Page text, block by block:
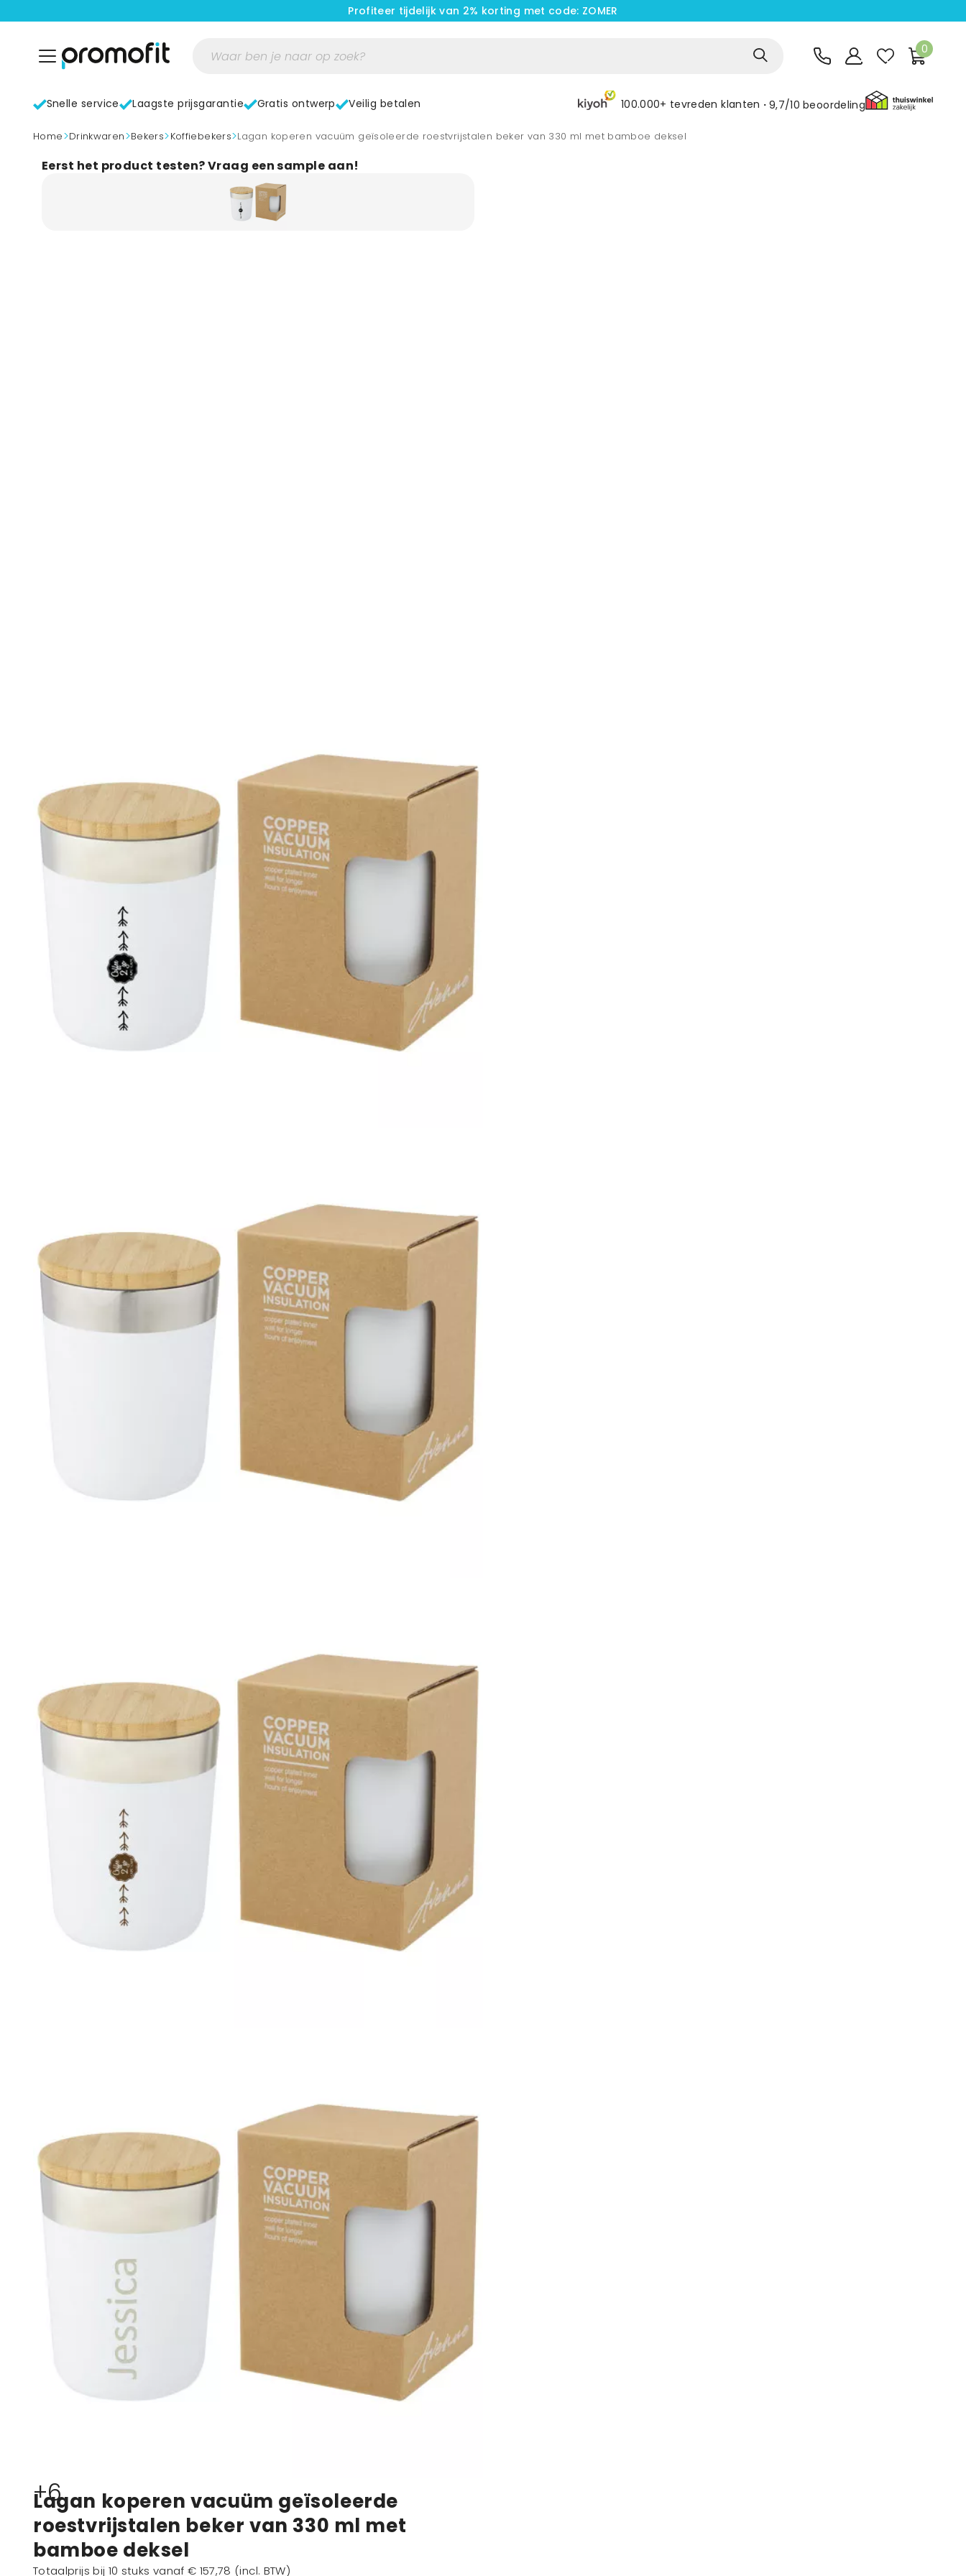
Profiteer tijdelijk van 2% korting met code: ZOMER
0
Snelle service Laagste prijsgarantie Gratis ontwerp Veilig betalen 100.000+ tevreden klanten 9,7/10 beoordeling
home> Drinkwaren> Bekers> Koffiebekers> Lagan koperen vacuüm geïsoleerde roestvrijstalen beker van 330 ml met bamboe deksel
Eerst het product testen? Vraag een sample aan!
+6
Lagan koperen vacuüm geïsoleerde
roestvrijstalen beker van 330 ml met
bamboe deksel
Totaalprijs bij 10 stuks vanaf € 157,78 (incl. BTW)